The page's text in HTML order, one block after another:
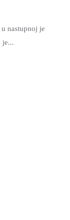
nastupnoj je
je...